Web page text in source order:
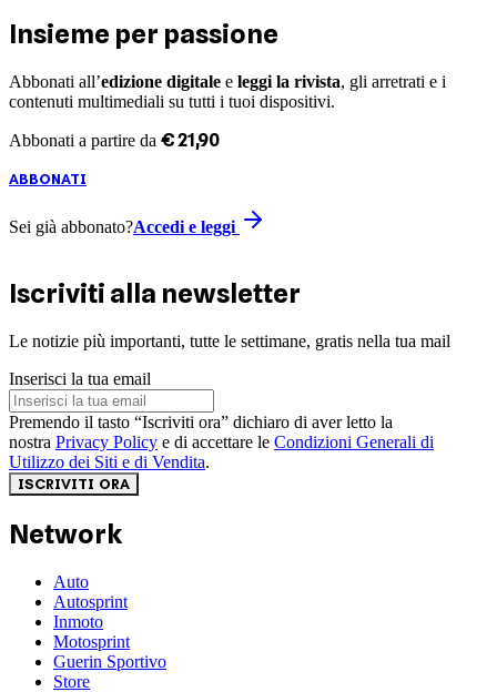
Insieme per passione
Abbonati all’edizione digitale e leggi la rivista, gli arretrati e i
contenuti multimediali su tutti i tuoi dispositivi.
Abbonati a partire da €21,90
ABBONATI
Sei già abbonato?Accedi e leggi
Iscriviti alla newsletter
Le notizie più importanti, tutte le settimane, gratis nella tua mail
Inserisci la tua email
Premendo il tasto “Iscriviti ora” dichiaro di aver letto la
nostra Privacy Policy e di accettare le Condizioni Generali di
Utilizzo dei Siti e di Vendita.
ISCRIVITI ORA
Network
Auto
Autosprint
Inmoto
Motosprint
Guerin Sportivo
Store